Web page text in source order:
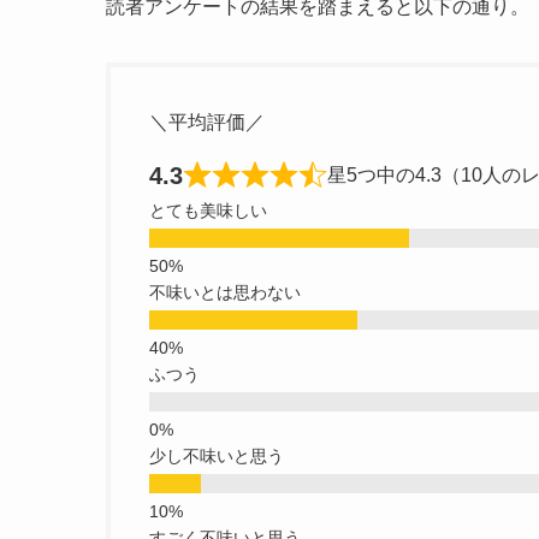
読者アンケートの結果を踏まえると以下の通り。
＼平均評価／
4.3 星5つ中の4.3（10人のレ
とても美味しい
不味いとは思わない
ふつう
少し不味いと思う